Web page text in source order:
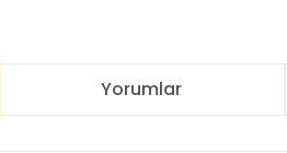
Yorumlar